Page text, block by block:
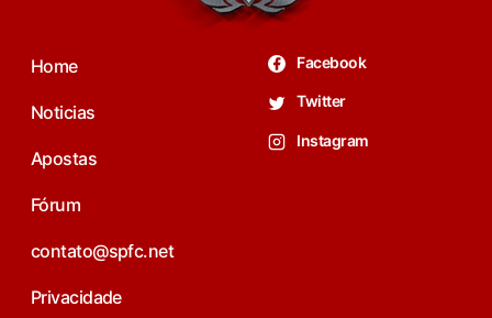
Home
Noticias
Apostas
Fórum
contato@spfc.net
Privacidade
Facebook
Twitter
Instagram